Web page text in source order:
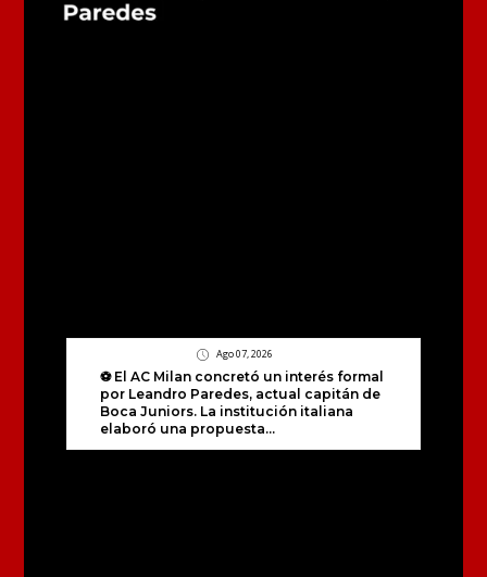
Ago 07, 2026
⚽ El AC Milan concretó un interés formal
por Leandro Paredes, actual capitán de
Boca Juniors. La institución italiana
elaboró una propuesta...